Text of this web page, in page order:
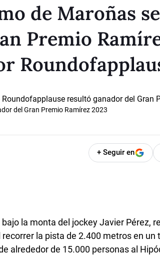
de Maroñas
Premio
del Gran Premio Ramírez 2023
+ Seguir en
la monta del jockey Javier Pérez,
la pista de 2.400 metros en un
alrededor de 15.000 personas al